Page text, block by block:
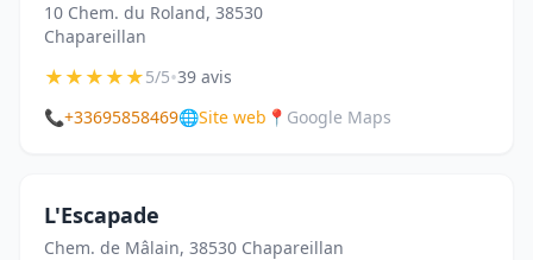
10 Chem. du Roland, 38530
Chapareillan
★★★★★5/5•39 avis
📞+33695858469🌐Site web 📍 Google Maps
L'Escapade
Chem. de Mâlain, 38530 Chapareillan